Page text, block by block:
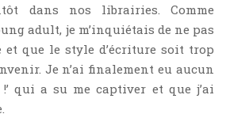
dans nos librairies. Comme
adult, je m’inquiétais de ne pas
que le style d’écriture soit trop
Je n’ai finalement eu aucun
!’ qui a su me captiver et que j’ai